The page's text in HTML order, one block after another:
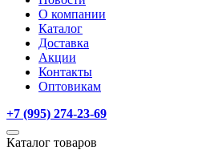
О компании
Каталог
Доставка
Акции
Контакты
Оптовикам
+7 (995) 274-23-69
Каталог товаров